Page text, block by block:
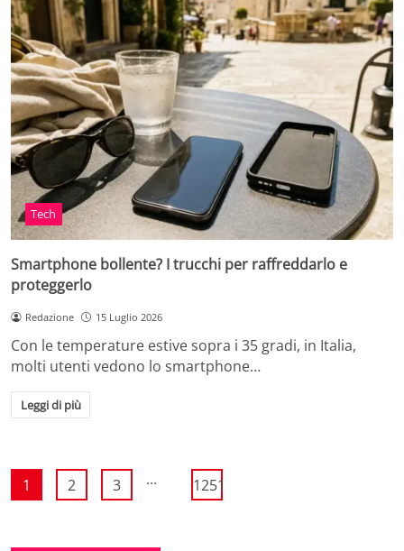
Tech
Smartphone bollente? I trucchi per raffreddarlo e
proteggerlo
Redazione 15 Luglio 2026
Con le temperature estive sopra i 35 gradi, in Italia,
molti utenti vedono lo smartphone…
Leggi di più
1 2 3 ... 1251